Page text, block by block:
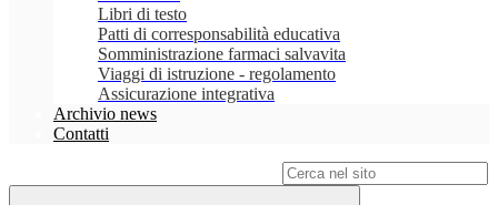
Libri di testo
Patti di corresponsabilità educativa
Somministrazione farmaci salvavita
Viaggi di istruzione - regolamento
Assicurazione integrativa
Archivio news
Contatti